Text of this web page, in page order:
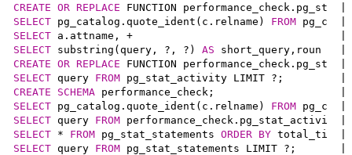
CREATE OR REPLACE FUNCTION performance_check.pg_st  |
SELECT pg_catalog.quote_ident(c.relname) FROM pg_c  |
SELECT a.attname, +                                 |
SELECT substring(query, ?, ?) AS short_query,roun   |
CREATE OR REPLACE FUNCTION performance_check.pg_st  |
SELECT query FROM pg_stat_activity LIMIT ?;
CREATE
SCHEMA performance_check;
SELECT pg_catalog.quote_ident(c.relname) FROM pg_c  |
SELECT query FROM performance_check.pg_stat_activi  |
SELECT * FROM pg_stat_statements ORDER BY total_ti  |
SELECT query FROM pg_stat_statements LIMIT ?;